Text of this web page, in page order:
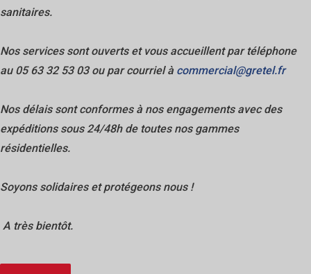
sanitaires.
Nos services sont ouverts et vous accueillent par téléphone
au 05 63 32 53 03 ou par courriel à commercial@gretel.fr
Nos délais sont conformes à nos engagements avec des
expéditions sous 24/48h de toutes nos gammes
résidentielles.
Soyons solidaires et protégeons nous !
A très bientôt.